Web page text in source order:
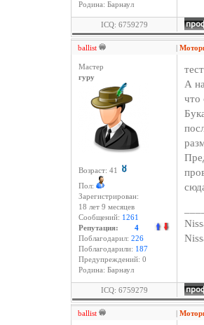
Родина: Барнаул
ICQ: 6759279
ballist |
Мастер
гуру
Возраст: 41
Пол:
Зарегистрирован:
18 лет 9 месяцев
Сообщений: 1261
Репутация: 4
Поблагодарил: 226
Поблагодарили: 187
Предупреждений: 0
Родина: Барнаул
А
что
ICQ: 6759279
ballist |